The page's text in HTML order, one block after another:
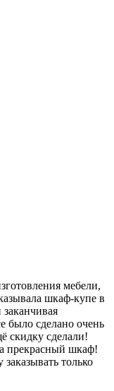
мебели,
шкаф-купе в
было сделано очень
скидку сделали!
прекрасный шкаф!
только